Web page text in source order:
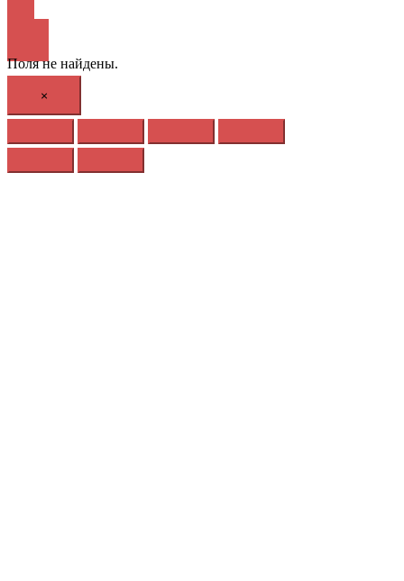
Поля не найдены.
×